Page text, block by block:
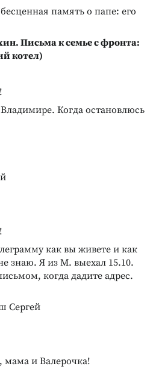
память о папе: его
Письма к семье с фронта:
котел)
Когда остановлюсь
как вы живете и как
знаю. Я из М. выехал 15.10.
когда дадите адрес.
Сергей
мама и Валерочка!